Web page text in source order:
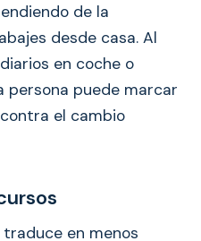
de la
desde casa. Al
en coche o
persona puede marcar
el cambio
en menos